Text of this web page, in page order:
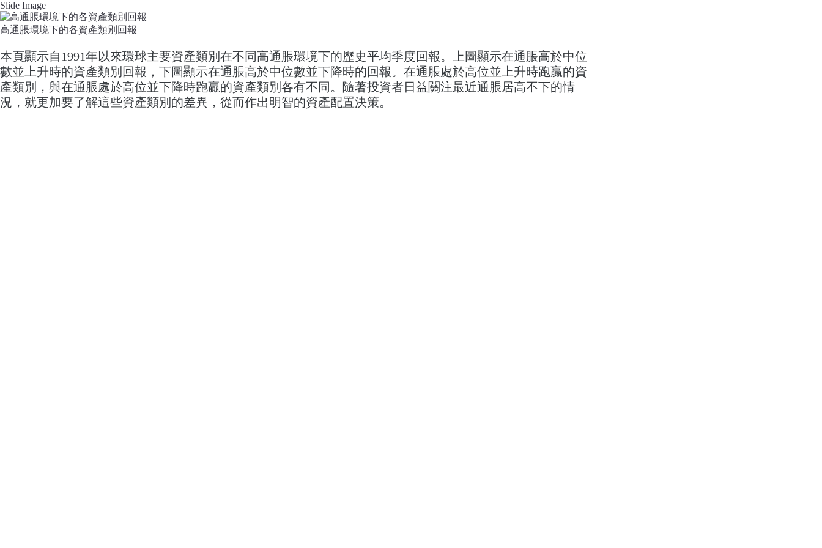
Slide Image
高通脹環境下的各資產類別回報
本頁顯示自1991年以來環球主要資產類別在不同高通脹環境下的歷史平均季度回報。上圖顯示在通脹高於中位
數並上升時的資產類別回報，下圖顯示在通脹高於中位數並下降時的回報。在通脹處於高位並上升時跑贏的資
產類別，與在通脹處於高位並下降時跑贏的資產類別各有不同。隨著投資者日益關注最近通脹居高不下的情
況，就更加要了解這些資產類別的差異，從而作出明智的資產配置決策。